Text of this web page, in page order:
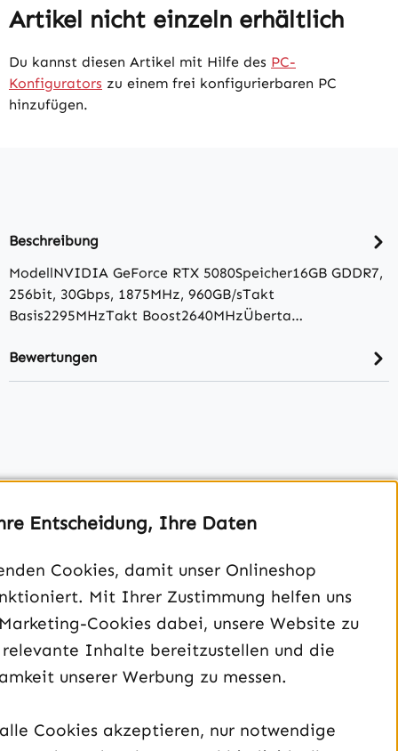
Artikel nicht einzeln erhältlich
Du kannst diesen Artikel mit Hilfe des PC-
Konfigurators zu einem frei konfigurierbaren PC
hinzufügen.
Beschreibung
ModellNVIDIA GeForce RTX 5080Speicher16GB GDDR7,
256bit, 30Gbps, 1875MHz, 960GB/​sTakt
Basis2295MHzTakt Boost2640MHzÜberta…
Bewertungen
040 – 182 295 901
Mo-Fr, 08:00 - 16:00 Uhr
Entscheidung, Ihre Daten
Cookies, damit unser Onlineshop
Mit Ihrer Zustimmung helfen uns
Cookies dabei, unsere Website zu
relevante Inhalte bereitzustellen und die
unserer Werbung zu messen.
Cookies akzeptieren, nur notwendige